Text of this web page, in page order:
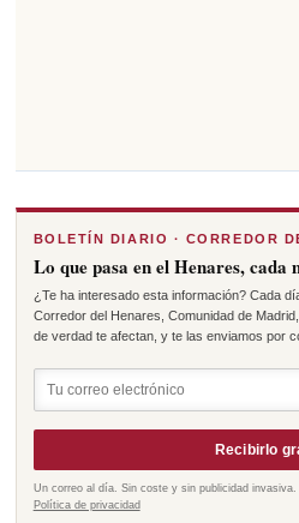
BOLETÍN DIARIO · CORREDOR
Lo que pasa en el Henares, cada
¿Te ha interesado esta información? Cada
Corredor del Henares, Comunidad de
de verdad te afectan, y te las enviamos por
Recibirlo
Un correo al día. Sin coste y sin publicidad
Política de privacidad